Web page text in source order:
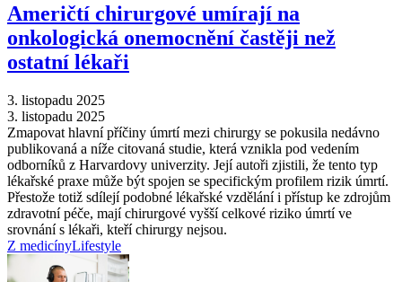
Američtí chirurgové umírají na
onkologická onemocnění častěji než
ostatní lékaři
3. listopadu 2025
3. listopadu 2025
Zmapovat hlavní příčiny úmrtí mezi chirurgy se pokusila nedávno
publikovaná a níže citovaná studie, která vznikla pod vedením
odborníků z Harvardovy univerzity. Její autoři zjistili, že tento typ
lékařské praxe může být spojen se specifickým profilem rizik úmrtí.
Přestože totiž sdílejí podobné lékařské vzdělání i přístup ke zdrojům
zdravotní péče, mají chirurgové vyšší celkové riziko úmrtí ve
srovnání s lékaři, kteří chirurgy nejsou.
Z medicínyLifestyle